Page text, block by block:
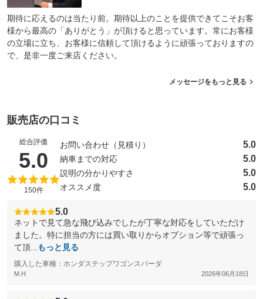
期待に応えるのは当たり前。期待以上のことを提供できてこそお客
様から最高の「ありがとう」が頂けると思っています。常にお客様
の立場に立ち、お客様に信頼して頂けるように頑張っておりますの
で、是非一度ご来店ください。
メッセージをもっと見る
販売店の口コミ
総合評価
5.0 （5点満点中）
150件
お問い合わせ（見積り） 5.0
納車までの対応 5.0
説明の分かりやすさ 5.0
オススメ度 5.0
5.0
ネットで見て急な飛び込みでしたが丁寧な対応をしていただけ
ました。特に担当の方には買い取りからオプション等で頑張っ
て頂...
もっと見る
購入した車種：ホンダステップワゴンスパーダ
M.H 2026年06月18日